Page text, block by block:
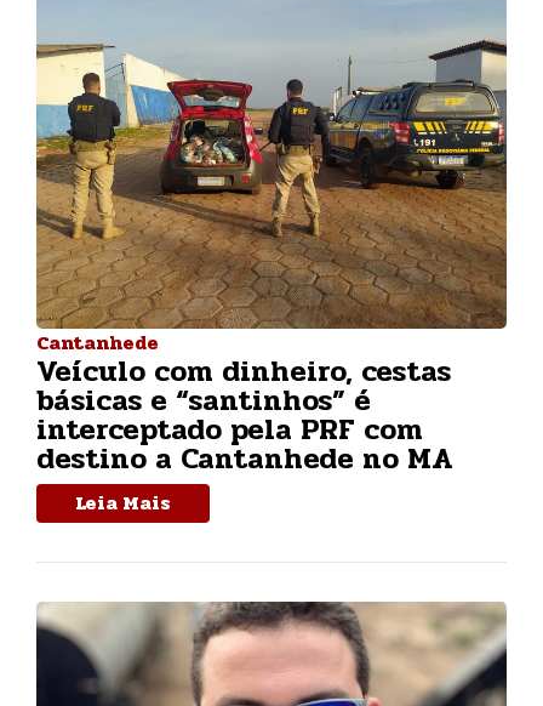
Cantanhede
Veículo com dinheiro, cestas
básicas e “santinhos” é
interceptado pela PRF com
destino a Cantanhede no MA
Leia Mais